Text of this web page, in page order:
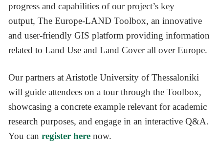
progress and capabilities of our project’s key
output, The Europe-LAND Toolbox, an innovative
and user-friendly GIS platform providing information
related to Land Use and Land Cover all over Europe.
Our partners at Aristotle University of Thessaloniki
will guide attendees on a tour through the Toolbox,
showcasing a concrete example relevant for academic
research purposes, and engage in an interactive Q&A.
You canregister here now.